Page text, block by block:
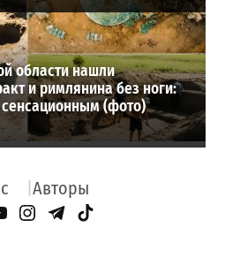
области нашли
и римлянина без ноги:
(фото)
Авторы
Page
Instagram
Telegram
TikTok